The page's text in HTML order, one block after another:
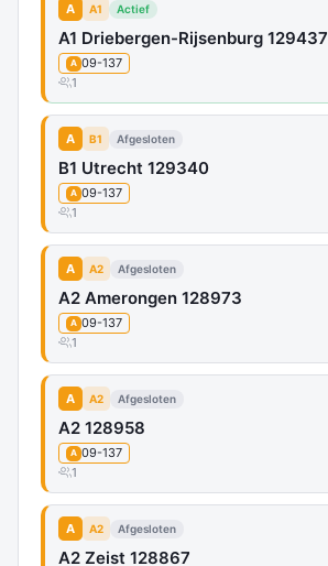
A A1 Actief
A1 Driebergen-Rijsenburg 129437
A 09-137
1
A B1 Afgesloten
B1 Utrecht 129340
A 09-137
1
A A2 Afgesloten
A2 Amerongen 128973
A 09-137
1
A A2 Afgesloten
A2 128958
A 09-137
1
A A2 Afgesloten
A2 Zeist 128867